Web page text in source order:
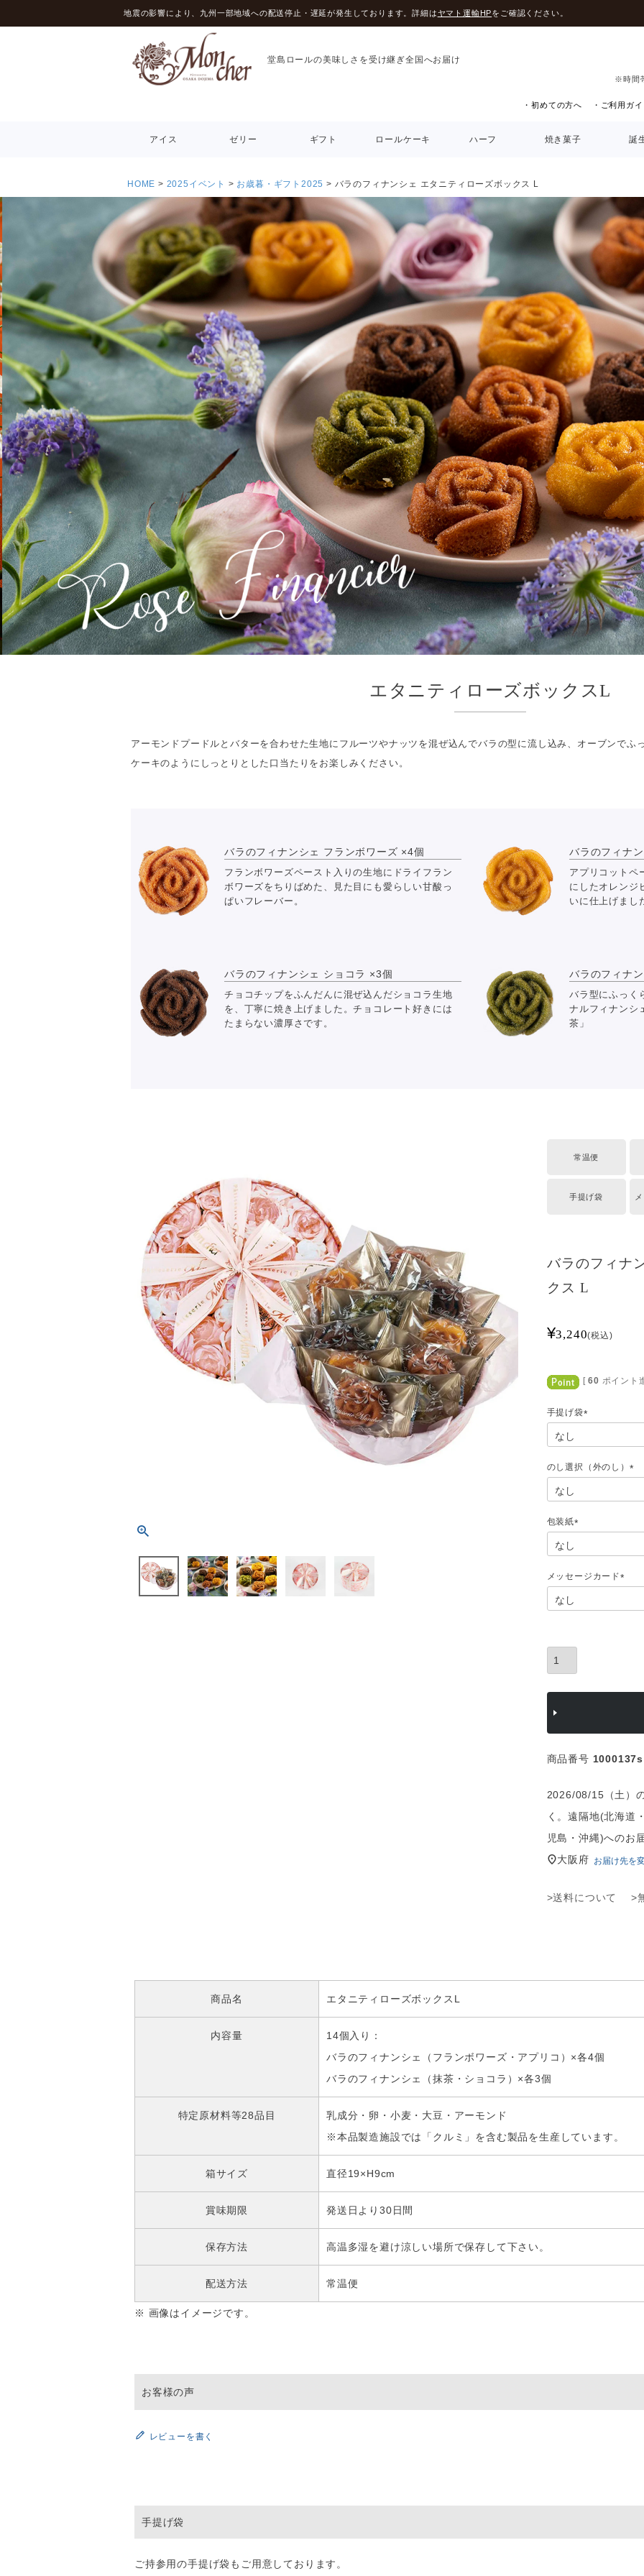
地震の影響により、九州一部地域への配送停止・遅延が発生しております。詳細はヤマト運輸HPをご確認ください。
堂島ロールの美味しさを受け継ぎ全国へお届け
※時間
・初めての方へ ・ご利用ガ
アイス ゼリー ギフト ロールケーキ ハーフ 焼き菓子 誕
HOME 2025イベント お歳暮・ギフト2025 バラのフィナンシェ エタニティローズボックス L
エタニティローズボックスL
アーモンドプードルとバターを合わせた生地にフルーツやナッツを混ぜ込んでバラの型に流し込み、オーブンでふ
ケーキのようにしっとりとした口当たりをお楽しみください。
バラのフィナンシェ フランボワーズ ×4個
フランボワーズペースト入りの生地にドライフラン
ボワーズをちりばめた、見た目にも愛らしい甘酸っ
ぱいフレーバー。
バラのフィナ
アプリコットペ
にしたオレンジ
いに仕上げまし
バラのフィナンシェ ショコラ ×3個
チョコチップをふんだんに混ぜ込んだショコラ生地
を、丁寧に焼き上げました。チョコレート好きには
たまらない濃厚さです。
バラのフィナ
バラ型にふっく
ナルフィナンシ
茶」
常温便
手提げ袋
バラのフィナ
クス L
¥3,240 税込
[ 60 ポイント
手提げ袋
のし選択（外のし）
包装紙
)
メッセージカード
商品番号 1000137s
2026/08/15（土）
く。遠隔地(北海道
児島・沖縄)へのお
大阪府 お届け先を
>送料について >
商品名 エタニティローズボックスL
内容量
14個入り：
バラのフィナンシェ（フランボワーズ・アプリコ）×各4個
バラのフィナンシェ（抹茶・ショコラ）×各3個
特定原材料等28品目
乳成分・卵・小麦・大豆・アーモンド
※本品製造施設では「クルミ」を含む製品を生産しています。
箱サイズ 直径19×H9cm
賞味期限 発送日より30日間
保存方法 高温多湿を避け涼しい場所で保存して下さい。
配送方法 常温便
※ 画像はイメージです。
レビューを書く
手提げ袋
ご持参用の手提げ袋もご用意しております。